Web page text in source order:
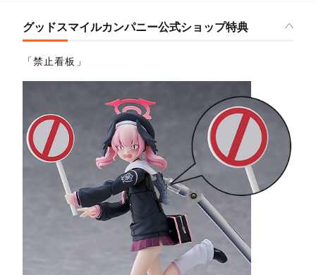
グッドスマイルカンパニー公式ショップ特典
「禁止看板」